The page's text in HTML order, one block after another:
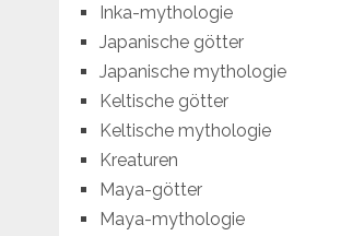
Inka-mythologie
Japanische götter
Japanische mythologie
Keltische götter
Keltische mythologie
Kreaturen
Maya-götter
Maya-mythologie